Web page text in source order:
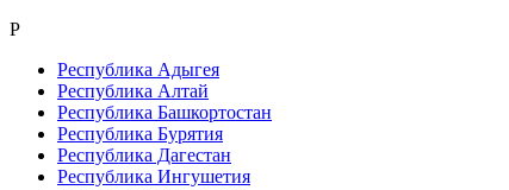
Р
Республика Адыгея
Республика Алтай
Республика Башкортостан
Республика Бурятия
Республика Дагестан
Республика Ингушетия